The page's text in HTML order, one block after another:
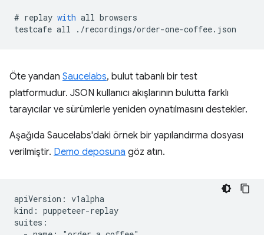
# replay with all browsers
testcafe all . /recordings/order-one-coffee. json
Öte yandan Saucelabs, bulut tabanlı bir test
platformudur. JSON kullanıcı akışlarının bulutta farklı
tarayıcılar ve sürümlerle yeniden oynatılmasını destekler.
Aşağıda Saucelabs'daki örnek bir yapılandırma dosyası
verilmiştir. Demo deposuna göz atın.
apiVersion: v1alpha
kind: puppeteer-replay
suites: